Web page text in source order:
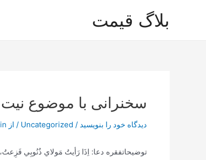
بلاگ قیمت
سخنرانی با موضوع
دیدگاه‌ خود را بنویسید /
Uncategorized / از